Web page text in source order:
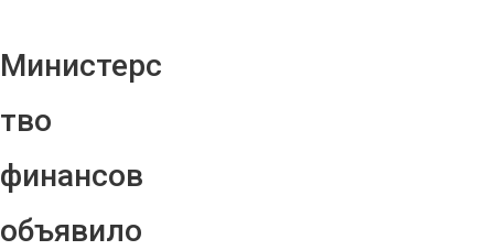
Министерс
тво
финансов
объявило